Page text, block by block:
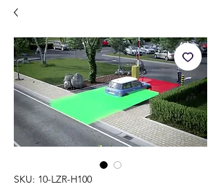
SKU: 10-LZR-H100